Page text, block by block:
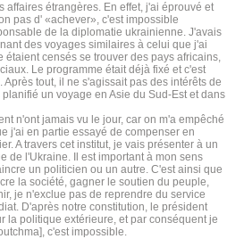
étrangères. En effet, j'ai éprouvé et
pas d' «achever», c'est impossible
de la diplomatie ukrainienne. J'avais
des voyages similaires à celui que j'ai
censés se trouver des pays africains,
Le programme était déjà fixé et c'est
tout, il ne s'agissait pas des intérêts de
un voyage en Asie du Sud-Est et dans
n'ont jamais vu le jour, car on m'a empêché
j'ai en partie essayé de compenser en
A travers cet institut, je vais présenter à un
de l'Ukraine. Il est important à mon sens
un politicien ou un autre. C'est ainsi que
la société, gagner le soutien du peuple,
je n'exclue pas de reprendre du service
D'après notre constitution, le président
la politique extérieure, et par conséquent je
c'est impossible.